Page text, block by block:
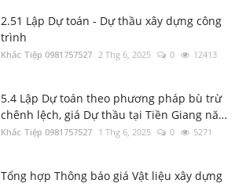
2.51 Lập Dự toán - Dự thầu xây dựng công
trình
Khắc Tiệp 0981757527 2 Thg 6, 2025 0 12413
5.4 Lập Dự toán theo phương pháp bù trừ
chênh lệch, giá Dự thầu tại Tiền Giang năm
2023
Khắc Tiệp 0981757527 1 Thg 6, 2025 0 5271
Tổng hợp Thông báo giá Vật liệu xây dựng
4.6 Lỗi khởi tạo Excel cannot access
‘DTBN.xla’, The document may be read-only
Văn bản Số: 5787/TCĐBVN-QLBTĐB: Phân
loại đường để tính cước vận tải đường bộ